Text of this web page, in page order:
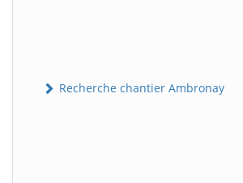
Recherche chantier Ambronay